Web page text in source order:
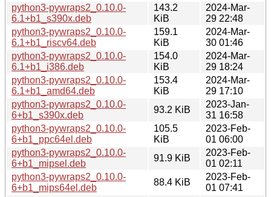
python3-pywraps2_0.10.0-
6.1+b1_s390x.deb
143.2
KiB
2024-Mar-
29 22:48
python3-pywraps2_0.10.0-
6.1+b1_riscv64.deb
159.1
KiB
2024-Mar-
30 01:46
python3-pywraps2_0.10.0-
6.1+b1_i386.deb
154.0
KiB
2024-Mar-
29 18:24
python3-pywraps2_0.10.0-
6.1+b1_amd64.deb
153.4
KiB
2024-Mar-
29 17:10
python3-pywraps2_0.10.0-
6+b1_s390x.deb
93.2 KiB
2023-Jan-
31 16:58
python3-pywraps2_0.10.0-
6+b1_ppc64el.deb
105.5
KiB
2023-Feb-
01 06:00
python3-pywraps2_0.10.0-
6+b1_mipsel.deb
91.9 KiB
2023-Feb-
01 02:11
python3-pywraps2_0.10.0-
6+b1_mips64el.deb
88.4 KiB
2023-Feb-
01 07:41